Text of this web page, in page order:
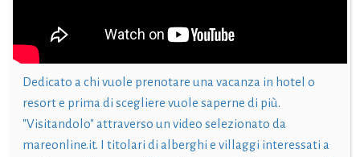
Dedicato a chi vuole prenotare una vacanza in hotel o
resort e prima di scegliere vuole saperne di più.
"Visitandolo" attraverso un video selezionato da
mareonline.it. I titolari di alberghi e villaggi interessati a